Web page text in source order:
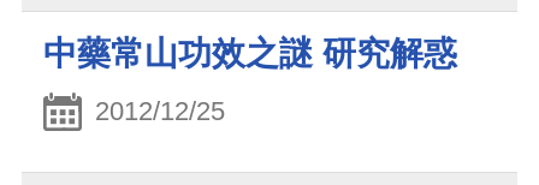
中藥常山功效之謎 研究解惑
2012/12/25